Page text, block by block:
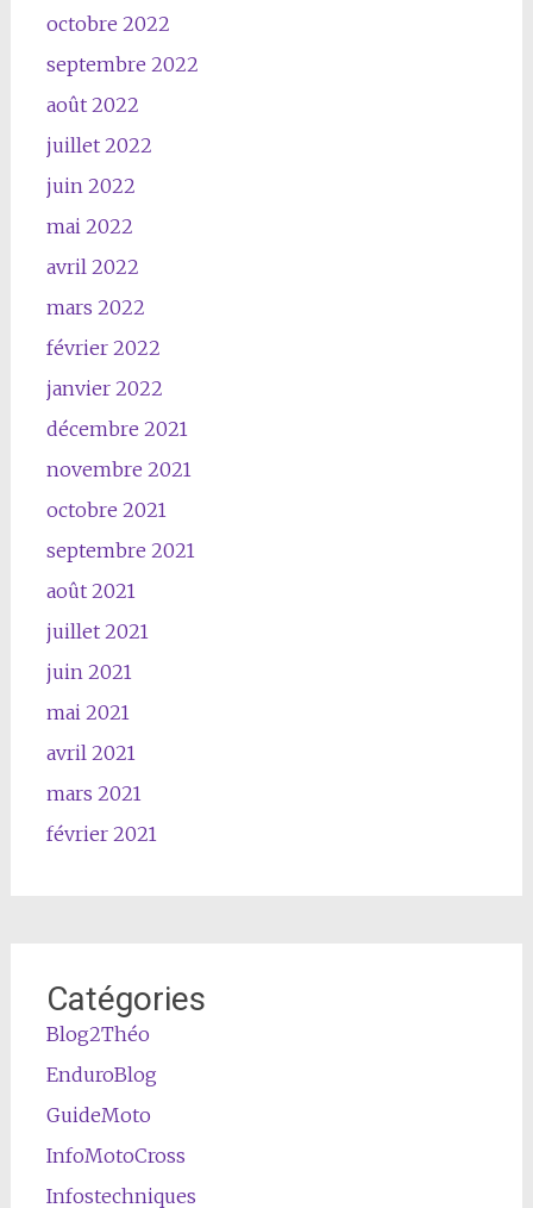
octobre 2022
septembre 2022
août 2022
juillet 2022
juin 2022
mai 2022
avril 2022
mars 2022
février 2022
janvier 2022
décembre 2021
novembre 2021
octobre 2021
septembre 2021
août 2021
juillet 2021
juin 2021
mai 2021
avril 2021
mars 2021
février 2021
Catégories
Blog2Théo
EnduroBlog
GuideMoto
InfoMotoCross
Infostechniques